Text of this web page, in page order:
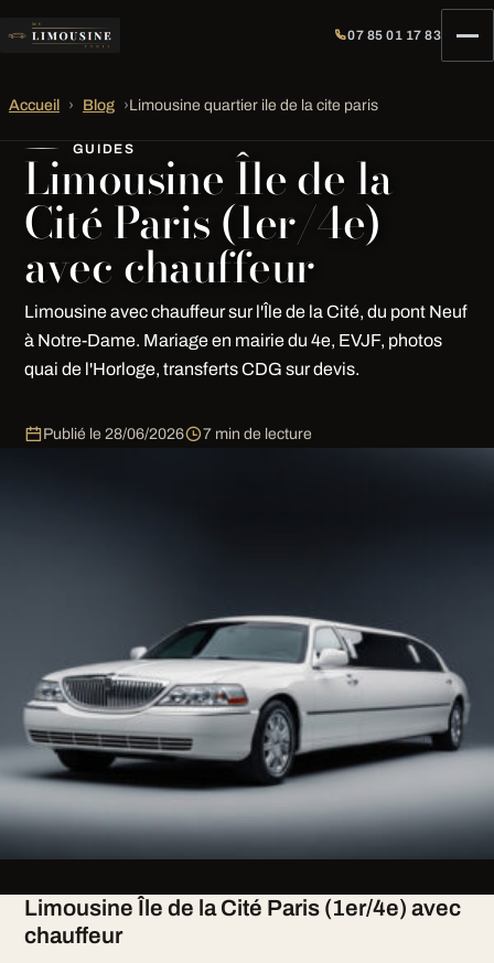
07 85 01 17 83
Accueil › Blog ›Limousine quartier ile de la cite paris
GUIDES
Limousine Île de la
Cité Paris (1er/4e)
avec chauffeur
Limousine avec chauffeur sur l'Île de la Cité, du pont Neuf
à Notre-Dame. Mariage en mairie du 4e, EVJF, photos
quai de l'Horloge, transferts CDG sur devis.
Publié le 28/06/2026 7 min de lecture
Limousine Île de la Cité Paris (1er/4e) avec
chauffeur